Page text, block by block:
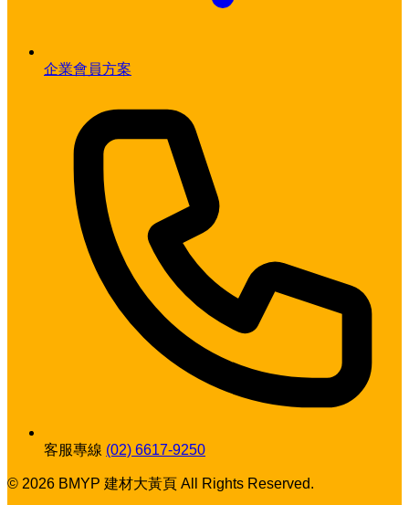
企業會員方案
客服專線 (02) 6617-9250
© 2026 BMYP 建材大黃頁 All Rights Reserved.